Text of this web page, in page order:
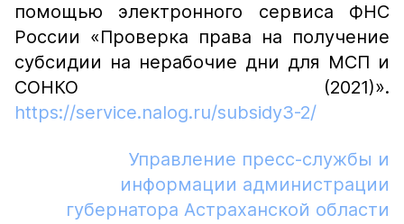
помощью электронного сервиса ФНС
России «Проверка права на получение
субсидии на нерабочие дни для МСП и
СОНКО (2021)».
https://service.nalog.ru/subsidy3-2/
Управление пресс-службы и
информации администрации
губернатора Астраханской области